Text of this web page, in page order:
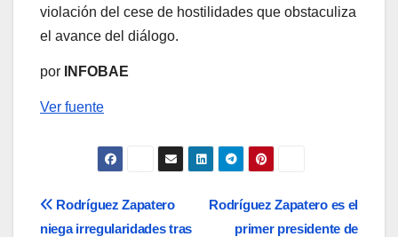
violación del cese de hostilidades que obstaculiza
el avance del diálogo.
por INFOBAE
Ver fuente
Navegación
Rodríguez Zapatero es el
primer presidente de
Rodríguez Zapatero
niega irregularidades tras